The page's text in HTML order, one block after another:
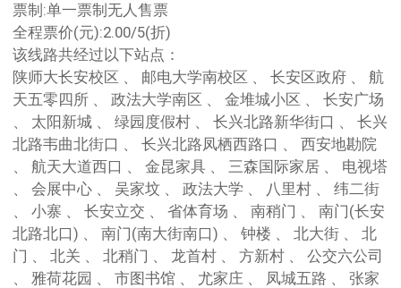
票制:单一票制无人售票
全程票价(元):2.00/5(折)
该线路共经过以下站点：
陕师大长安校区 、 邮电大学南校区 、 长安区政府 、 航
天五零四所 、 政法大学南区 、 金堆城小区 、 长安广场
、 太阳新城 、 绿园度假村 、 长兴北路新华街口 、 长兴
北路韦曲北街口 、 长兴北路凤栖西路口 、 西安地勘院
、 航天大道西口 、 金昆家具 、 三森国际家居 、 电视塔
、 会展中心 、 吴家坟 、 政法大学 、 八里村 、 纬二街
、 小寨 、 长安立交 、 省体育场 、 南稍门 、 南门(长安
北路北口) 、 南门(南大街南口) 、 钟楼 、 北大街 、 北
门 、 北关 、 北稍门 、 龙首村 、 方新村 、 公交六公司
、 雅荷花园 、 市图书馆 、 尤家庄 、 凤城五路 、 张家